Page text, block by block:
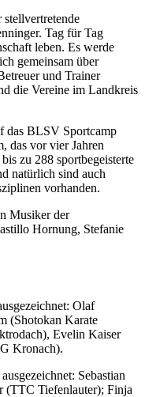
Tag für Tag
leben. Es werde
gemeinsam über
und Trainer
die Vereine im Landkreis
das BLSV Sportcamp
das vor vier Jahren
zu 288 sportbegeisterte
natürlich sind auch
vorhanden.
Musiker der
Hornung, Stefanie
Olaf
(Shotokan Karate
Evelin Kaiser
Kronach).
Sebastian
(TTC Tiefenlauter); Finja